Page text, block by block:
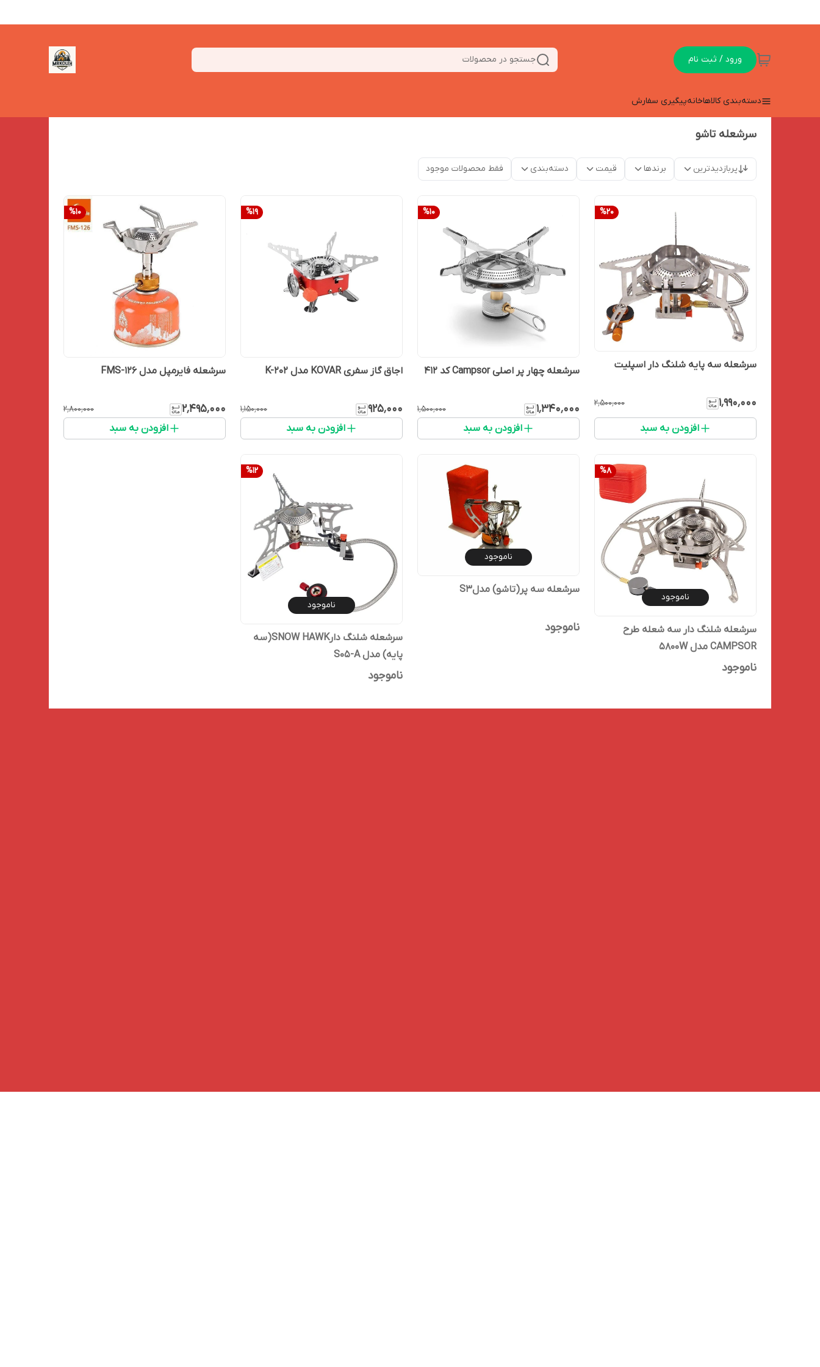
ورود / ثبت نام جستجو در محصولات
دسته‌بندی کالاهاخانهپیگیری سفارش
سرشعله تاشو
پربازدیدترین برندها قیمت دسته‌بندی فقط محصولات موجود
%20
سرشعله سه پایه شلنگ دار اسپلیت
۱٬۹۹۰٬۰۰۰ ۲٬۵۰۰٬۰۰۰
افزودن به سبد
%10
سرشعله چهار پر اصلی Campsor کد 412
۱٬۳۴۰٬۰۰۰ ۱٬۵۰۰٬۰۰۰
افزودن به سبد
%19
اجاق گاز سفری KOVAR مدل K-202
۹۲۵٬۰۰۰ ۱٬۱۵۰٬۰۰۰
افزودن به سبد
%10
سرشعله فایرمپل مدل FMS-126
۲٬۴۹۵٬۰۰۰ ۲٬۸۰۰٬۰۰۰
افزودن به سبد
%8
ناموجود
سرشعله شلنگ دار سە شعله طرح
CAMPSOR مدل 5800W
ناموجود
ناموجود
سرشعله سه پر(تاشو) مدلS3
ناموجود
%12
ناموجود
سرشعله شلنگ دارSNOW HAWK(سه
پایه) مدل S05-A
ناموجود